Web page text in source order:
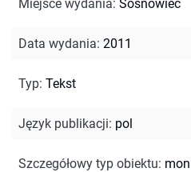
Miejsce wydania: Sosnowiec
Data wydania: 2011
Typ: Tekst
Język publikacji: pol
Szczegółowy typ obiektu: mon